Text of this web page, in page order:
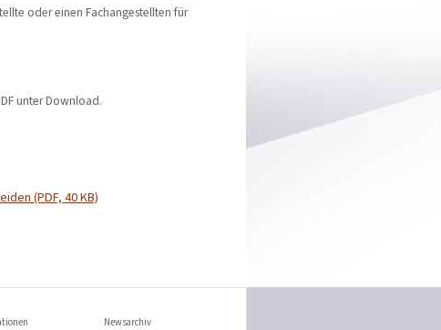
oder einen Fachangestellten für
unter Download.
(PDF, 40 KB)
Newsarchiv